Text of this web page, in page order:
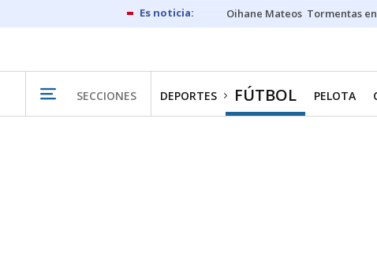
Oihane Mateos Tormentas
SECCIONES DEPORTES FÚTBOL PELOTA